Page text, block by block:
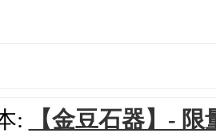
: 【金豆石器】-